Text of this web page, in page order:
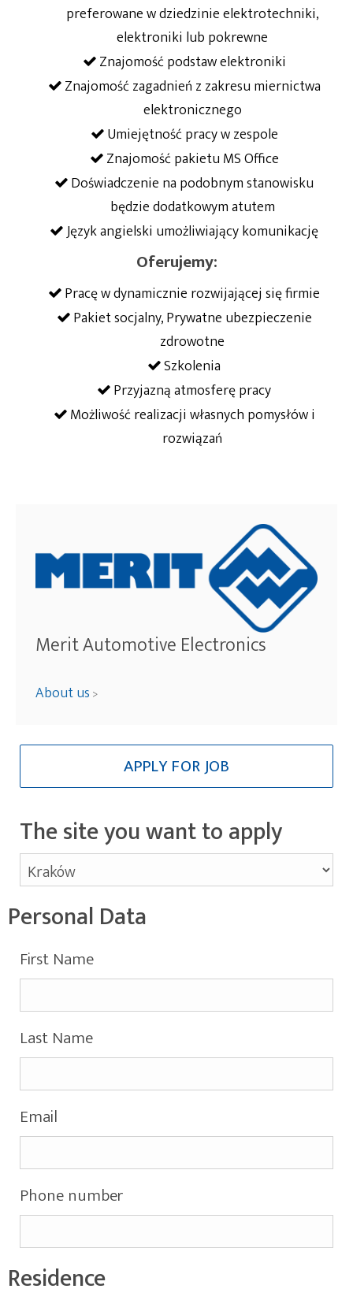
preferowane w dziedzinie elektrotechniki,
elektroniki lub pokrewne
Znajomość podstaw elektroniki
Znajomość zagadnień z zakresu miernictwa
elektronicznego
Umiejętność pracy w zespole
Znajomość pakietu MS Office
Doświadczenie na podobnym stanowisku
będzie dodatkowym atutem
Język angielski umożliwiający komunikację
Oferujemy:
Pracę w dynamicznie rozwijającej się firmie
Pakiet socjalny, Prywatne ubezpieczenie
zdrowotne
Szkolenia
Przyjazną atmosferę pracy
Możliwość realizacji własnych pomysłów i
rozwiązań
Merit Automotive Electronics
About us >
APPLY FOR JOB
The site you want to apply
Personal Data
First Name
Last Name
Email
Phone number
Residence